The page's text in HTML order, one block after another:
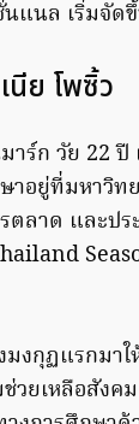
แนล เริ่มจัด
นีย โพซิ้ว
ร์ก วัย 22 ปี
าอยู่ที่มหาวิท
ตลาด และป
งกุฏแรกมาใ
วยเหลือสังค